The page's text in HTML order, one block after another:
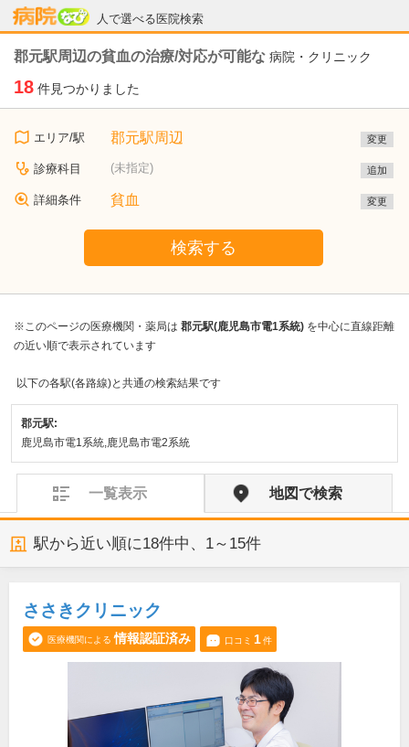
人で選べる医院検索
病院なび
郡元駅周辺の貧血の治療/対応が可能な 病院・クリニック
18 件見つかりました
エリア/駅 郡元駅周辺 変更
診療科目 (未指定) 追加
詳細条件 貧血 変更
検索する
※このページの医療機関・薬局は 郡元駅(鹿児島市電1系統) を中心に直線距離
の近い順で表示されています
以下の各駅(各路線)と共通の検索結果です
郡元駅:
鹿児島市電1系統,鹿児島市電2系統
一覧表示 地図で検索
駅から近い順に18件中、 1～15件
ささきクリニック
医療機関による 情報認証済み 口コミ 1件